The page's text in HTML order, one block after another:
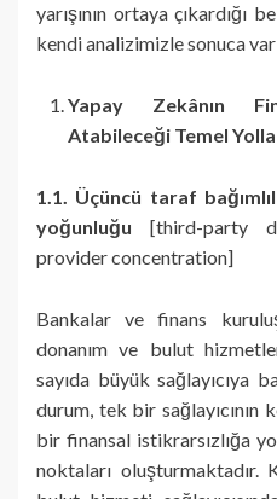
yarışının ortaya çıkardığı
kendi analizimizle sonuca
Yapay Zekânın
Atabileceği Temel
1.1. Üçüncü taraf
yoğunluğu [third-party
provider concentration]
Bankalar ve finans
donanım ve bulut
sayıda büyük sağlayıcıya
durum, tek bir sağlayıcının
bir finansal istikrarsızlığa
noktaları